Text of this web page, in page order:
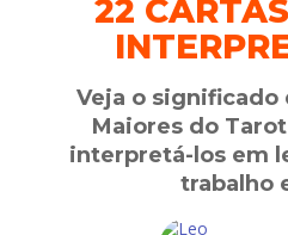
22
Veja o significado
Maiores do
interpretá-los em
trabalho